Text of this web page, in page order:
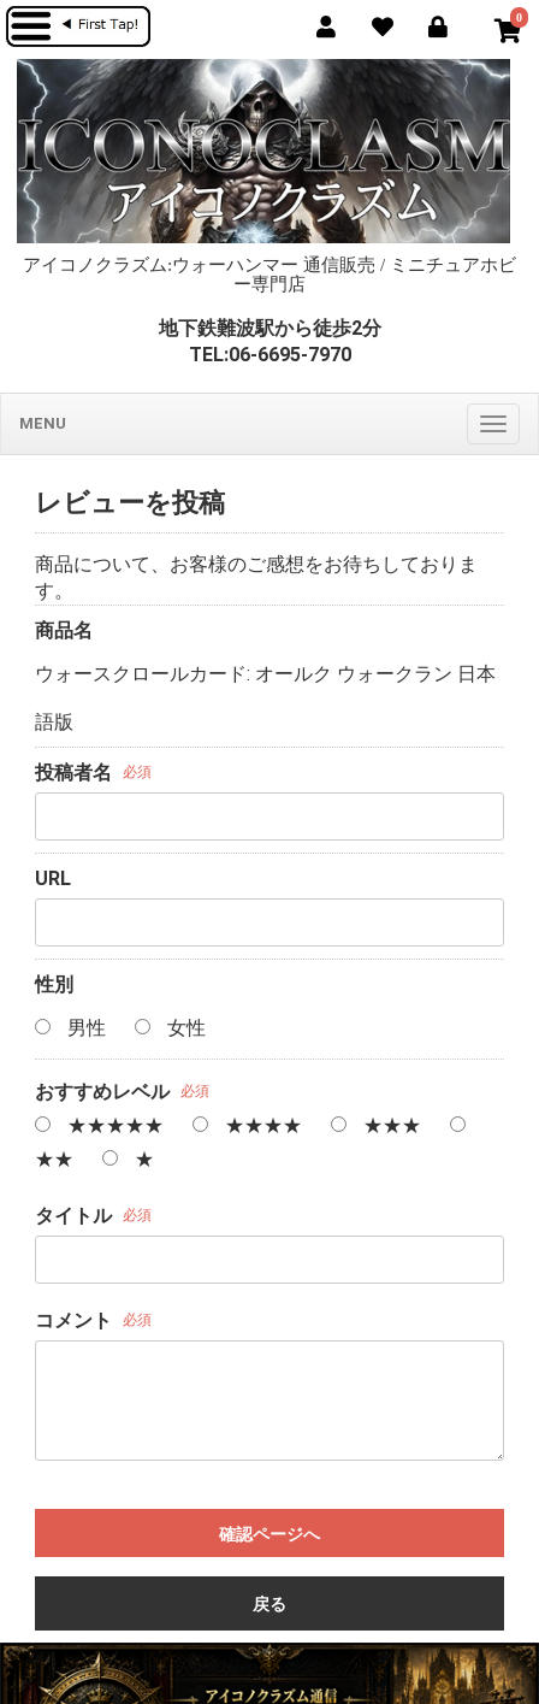
0
アイコノクラズム:ウォーハンマー 通信販売 / ミニチュアホビ
ー専門店
地下鉄難波駅から徒歩2分
TEL:06-6695-7970
MENU
レビューを投稿
商品について、お客様のご感想をお待ちしておりま
す。
商品名
ウォースクロールカード: オールク ウォークラン 日本
語版
投稿者名 必須
URL
性別
男性
女性
おすすめレベル 必須
★★★★★ ★★★★
★★★
★★
★
タイトル 必須
コメント 必須
確認ページへ
戻る